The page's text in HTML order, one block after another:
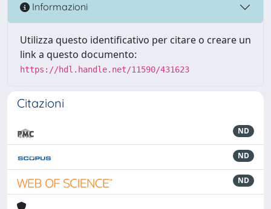
Informazioni
Utilizza questo identificativo per citare o creare un
link a questo documento:
https://hdl.handle.net/11590/431623
Citazioni
ND
ND
ND